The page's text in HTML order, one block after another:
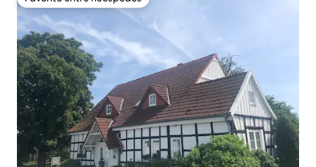
Favorito entre huéspedes